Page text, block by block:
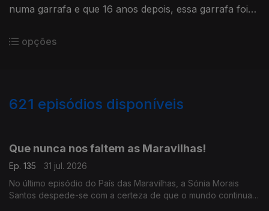
numa garrafa e que 16 anos depois, essa garrafa foi
opções
621 episódios disponíveis
Que nunca nos faltem as Maravilhas!
Ep. 135
31 jul. 2026
No último episódio do País das Maravilhas, a Sónia Morais
Santos despede-se com a certeza de que o mundo continua